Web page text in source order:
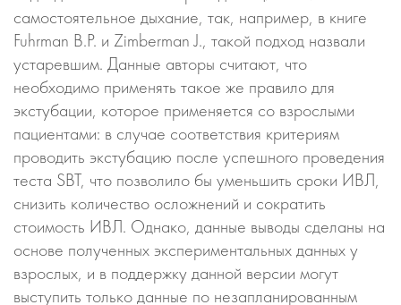
самостоятельное дыхание, так, например, в книге
Fuhrman B.P. и Zimberman J., такой подход назвали
устаревшим. Данные авторы считают, что
необходимо применять такое же правило для
экстубации, которое применяется со взрослыми
пациентами: в случае соответствия критериям
проводить экстубацию после успешного проведения
теста SBT, что позволило бы уменьшить сроки ИВЛ,
снизить количество осложнений и сократить
стоимость ИВЛ. Однако, данные выводы сделаны на
основе полученных экспериментальных данных у
взрослых, и в поддержку данной версии могут
выступить только данные по незапланированным